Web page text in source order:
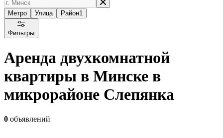
Метро Улица Район1
Фильтры
Аренда двухкомнатной
квартиры в Минске в
микрорайоне Слепянка
0 объявлений